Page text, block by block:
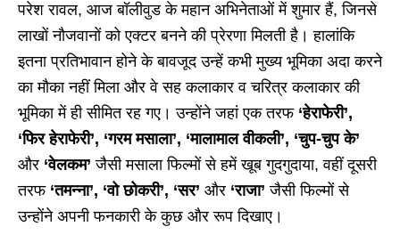
परेश रावल, आज बॉलीवुड के महान अभिनेताओं में शुमार हैं, जिनसे
लाखों नौजवानों को एक्टर बनने की प्रेरणा मिलती है। हालांकि
इतना प्रतिभावान होने के बावजूद उन्हें कभी मुख्य भूमिका अदा करने
का मौका नहीं मिला और वे सह कलाकार व चरित्र कलाकार की
भूमिका में ही सीमित रह गए। उन्होंने जहां एक तरफ ‘हेराफेरी’,
‘फिर हेराफेरी’, ‘गरम मसाला’, ‘मालामाल वीकली’, ‘चुप-चुप के’
और ‘वेलकम’जैसी मसाला फिल्मों से हमें खूब गुदगुदाया, वहीं दूसरी
तरफ ‘तमन्ना’, ‘वो छोकरी’, ‘सर’ और ‘राजा’ जैसी फिल्मों से
उन्होंने अपनी फनकारी के कुछ और रूप दिखाए।